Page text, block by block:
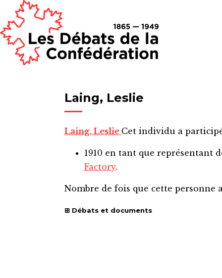
Laing, Leslie
Laing, Leslie Cet individu a
1910 en tant que représentant
Factory.
Nombre de fois que cette personne
Débats et documents